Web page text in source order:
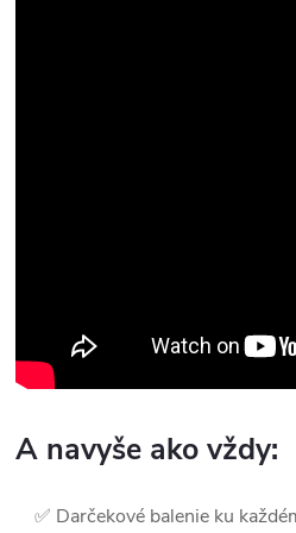
A navyše ako vždy:
✅ Darčekové balenie ku